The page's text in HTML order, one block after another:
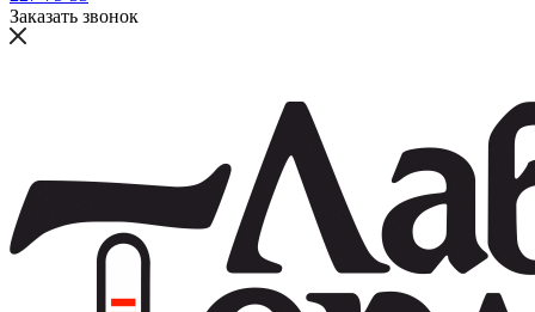
Заказать звонок